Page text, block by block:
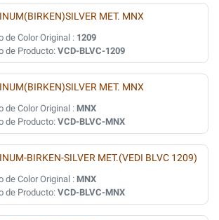
MET. MNX
de Color Original : 1209
de Producto: VCD-BLVC-1209
MET. MNX
de Color Original : MNX
de Producto: VCD-BLVC-MNX
BIRKEN-SILVER MET.(VEDI BLVC 1209)
de Color Original : MNX
de Producto: VCD-BLVC-MNX